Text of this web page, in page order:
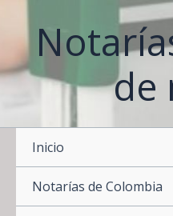
contenido
de
Inicio
Notarías de Colombia